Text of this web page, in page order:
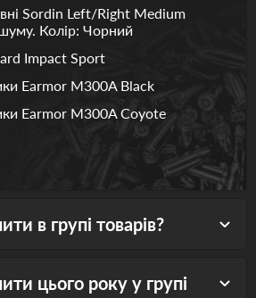
Sordin Left/Right Medium
Колір: Чорний
Impact Sport
Earmor M300A Black
Earmor M300A Coyote
в групі товарів?
цього року у групі